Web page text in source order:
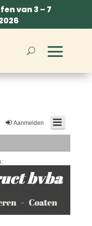
van 3 – 7